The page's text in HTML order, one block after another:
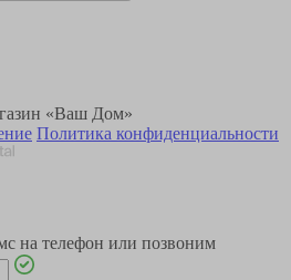
«Ваш Дом»
Политика конфиденциальности
на телефон или позвоним